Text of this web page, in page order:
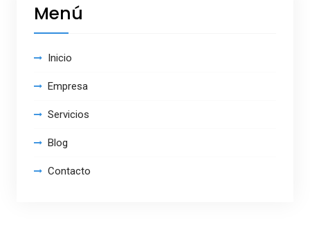
Menú
Inicio
Empresa
Servicios
Blog
Contacto